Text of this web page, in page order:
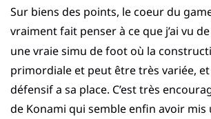
Sur biens des points, le coeur du
vraiment fait penser à ce que j’ai vu de
une vraie simu de foot où la
primordiale et peut être très variée,
défensif a sa place. C’est très
de Konami qui semble enfin avoir mis